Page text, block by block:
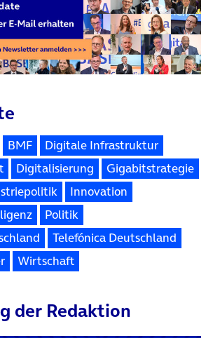
BMF
Digitale Infrastruktur
Digitalisierung
Gigabitstrategie
Innovation
Politik
Telefónica Deutschland
Wirtschaft
der Redaktion